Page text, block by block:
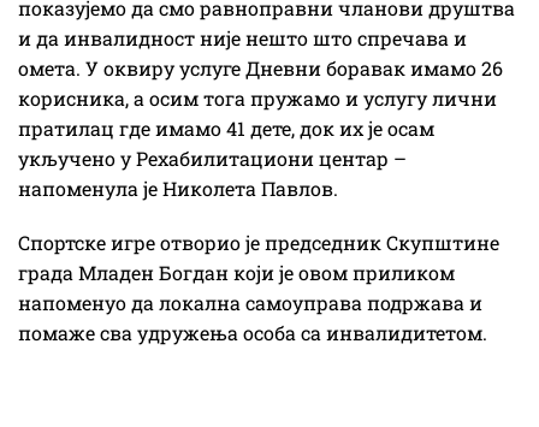
показујемо да смо равноправни чланови друштва
и да инвалидност није нешто што спречава и
омета. У оквиру услуге Дневни боравак имамо 26
корисника, а осим тога пружамо и услугу лични
пратилац где имамо 41 дете, док их је осам
укључено у Рехабилитациони центар –
напоменула је Николета Павлов.
Спортске игре отворио је председник Скупштине
града Младен Богдан који је овом приликом
напоменуо да локална самоуправа подржава и
помаже сва удружења особа са инвалидитетом.